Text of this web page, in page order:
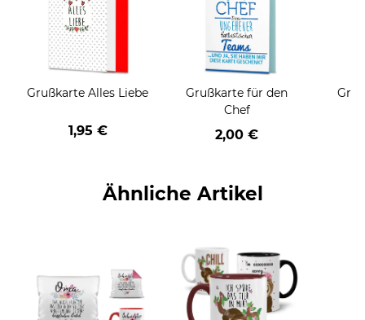
Grußkarte Alles Liebe
1,95 €
Grußkarte für den
Chef
2,00 €
Ähnliche Artikel